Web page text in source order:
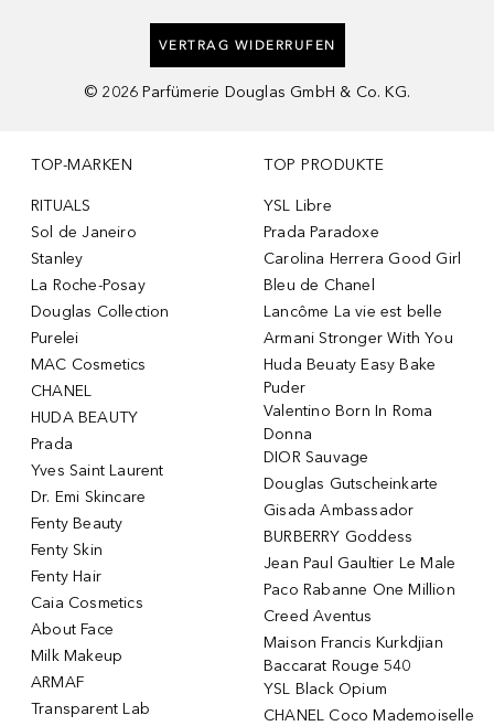
VERTRAG WIDERRUFEN
© 2026 Parfümerie Douglas GmbH & Co. KG.
TOP-MARKEN
RITUALS
Sol de Janeiro
Stanley
La Roche-Posay
Douglas Collection
Purelei
MAC Cosmetics
CHANEL
HUDA BEAUTY
Prada
Yves Saint Laurent
Dr. Emi Skincare
Fenty Beauty
Fenty Skin
Fenty Hair
Caia Cosmetics
About Face
Milk Makeup
ARMAF
Transparent Lab
TOP PRODUKTE
YSL Libre
Prada Paradoxe
Carolina Herrera Good Girl
Bleu de Chanel
Lancôme La vie est belle
Armani Stronger With You
Huda Beuaty Easy Bake
Puder
Valentino Born In Roma
Donna
DIOR Sauvage
Douglas Gutscheinkarte
Gisada Ambassador
BURBERRY Goddess
Jean Paul Gaultier Le Male
Paco Rabanne One Million
Creed Aventus
Maison Francis Kurkdjian
Baccarat Rouge 540
YSL Black Opium
CHANEL Coco Mademoiselle